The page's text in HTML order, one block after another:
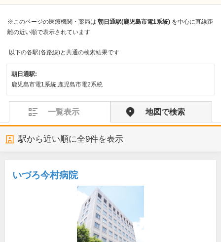
※このページの医療機関・薬局は 朝日通駅(鹿児島市電1系統) を中心に直線距
離の近い順で表示されています
以下の各駅(各路線)と共通の検索結果です
朝日通駅:
鹿児島市電1系統,鹿児島市電2系統
一覧表示 地図で検索
駅から近い順に全9件を表示
いづろ今村病院